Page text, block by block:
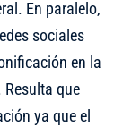
En paralelo,
sociales
en la
Resulta que
ya que el